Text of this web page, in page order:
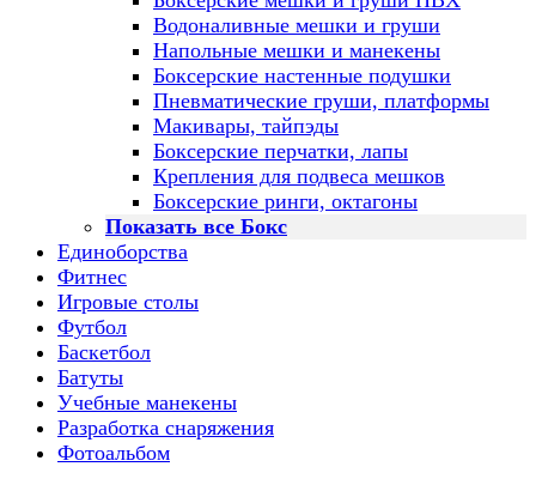
Водоналивные мешки и груши
Напольные мешки и манекены
Боксерские настенные подушки
Пневматические груши, платформы
Макивары, тайпэды
Боксерские перчатки, лапы
Крепления для подвеса мешков
Боксерские ринги, октагоны
Показать все Бокс
Единоборства
Фитнес
Игровые столы
Футбол
Баскетбол
Батуты
Учебные манекены
Разработка снаряжения
Фотоальбом